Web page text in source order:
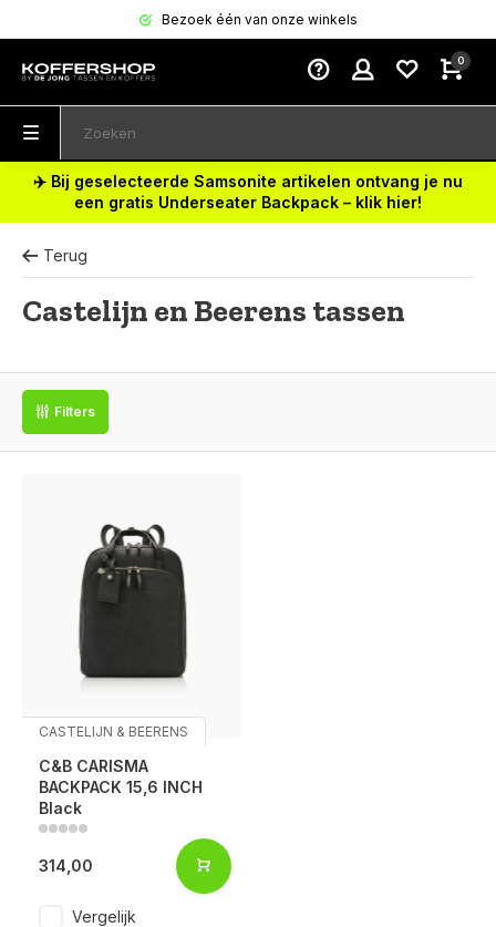
Bezoek één van onze winkels
0
✈️ Bij geselecteerde Samsonite artikelen ontvang je nu
een gratis Underseater Backpack – klik hier!
Terug
Castelijn en Beerens tassen
Filters
CASTELIJN & BEERENS
C&B CARISMA
BACKPACK 15,6 INCH
Black
314,00
Vergelijk